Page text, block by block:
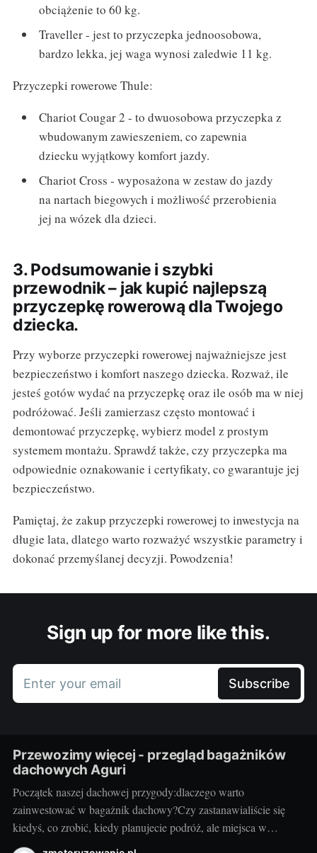
obciążenie to 60 kg.
Traveller - jest to przyczepka jednoosobowa,
bardzo lekka, jej waga wynosi zaledwie 11 kg.
Przyczepki rowerowe Thule:
Chariot Cougar 2 - to dwuosobowa przyczepka z
wbudowanym zawieszeniem, co zapewnia
dziecku wyjątkowy komfort jazdy.
Chariot Cross - wyposażona w zestaw do jazdy
na nartach biegowych i możliwość przerobienia
jej na wózek dla dzieci.
3. Podsumowanie i szybki
przewodnik – jak kupić najlepszą
przyczepkę rowerową dla Twojego
dziecka.
Przy wyborze przyczepki rowerowej najważniejsze jest
bezpieczeństwo i komfort naszego dziecka. Rozważ, ile
jesteś gotów wydać na przyczepkę oraz ile osób ma w niej
podróżować. Jeśli zamierzasz często montować i
demontować przyczepkę, wybierz model z prostym
systemem montażu. Sprawdź także, czy przyczepka ma
odpowiednie oznakowanie i certyfikaty, co gwarantuje jej
bezpieczeństwo.
Pamiętaj, że zakup przyczepki rowerowej to inwestycja na
długie lata, dlatego warto rozważyć wszystkie parametry i
dokonać przemyślanej decyzji. Powodzenia!
Sign up for more like this.
Enter your email Subscribe
Przewozimy więcej - przegląd bagażników
dachowych Aguri
Początek naszej dachowej przygody:dlaczego warto
zainwestować w bagażnik dachowy?Czy zastanawialiście się
kiedyś, co zrobić, kiedy planujecie podróż, ale miejsca w
bagażniku samochodowym zaczyna brakować? Rozwiązaniem